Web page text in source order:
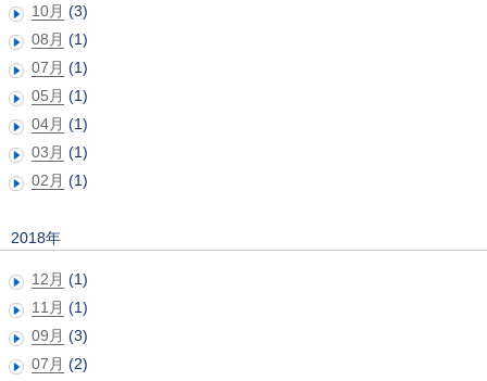
10月 (3)
08月 (1)
07月 (1)
05月 (1)
04月 (1)
03月 (1)
02月 (1)
2018年
12月 (1)
11月 (1)
09月 (3)
07月 (2)